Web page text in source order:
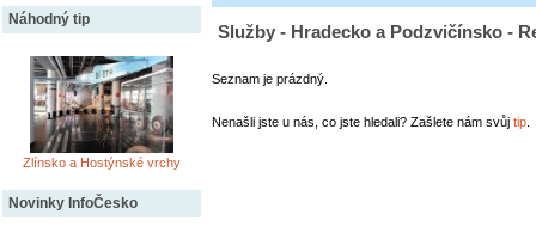
Náhodný tip
Zlínsko a Hostýnské vrchy
Novinky InfoČesko
Služby - Hradecko a Podzvičínsko -
Seznam je prázdný.
Nenašli jste u nás, co jste hledali? Zašlete nám svůj tip